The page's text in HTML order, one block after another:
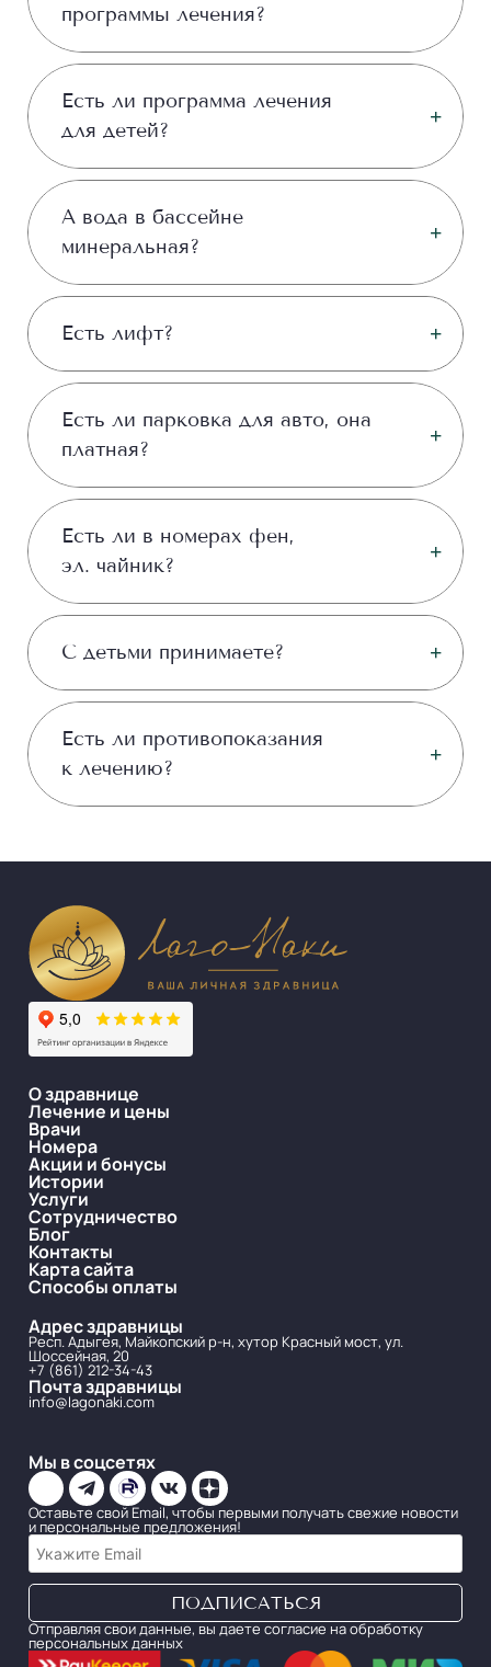
программы лечения?
Есть ли программа лечения
для детей?
А вода в бассейне
минеральная?
Есть лифт?
Есть ли парковка для авто, она
платная?
Есть ли в номерах фен,
эл. чайник?
С детьми принимаете?
Есть ли противопоказания
к лечению?
О здравнице
Лечение и цены
Врачи
Номера
Акции и бонусы
Истории
Услуги
Сотрудничество
Блог
Контакты
Карта сайта
Способы оплаты
Адрес здравницы
Респ. Адыгея, Майкопский р-н, хутор Красный мост, ул.
Шоссейная, 20
+7 (861) 212-34-43
Почта здравницы
info@lagonaki.com
Мы в соцсетях
Оставьте свой Email, чтобы первыми получать свежие новости
и персональные предложения!
Отправляя свои данные, вы даете согласие на обработку
персональных данных